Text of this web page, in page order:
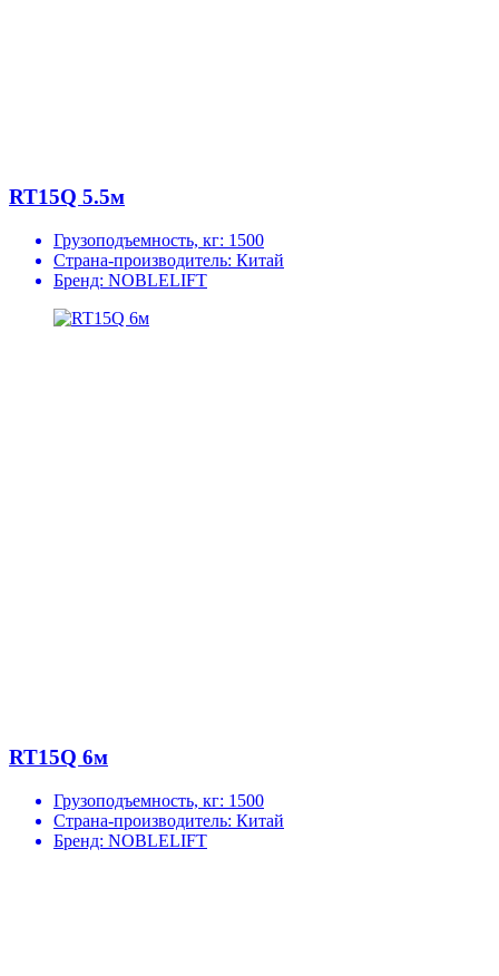
RT15Q 5.5м
Грузоподъемность, кг: 1500
Страна-производитель: Китай
Бренд: NOBLELIFT
RT15Q 6м
Грузоподъемность, кг: 1500
Страна-производитель: Китай
Бренд: NOBLELIFT